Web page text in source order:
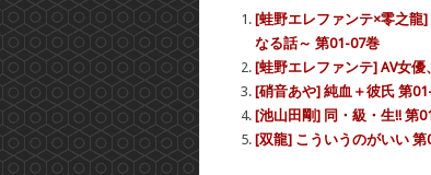
[蛙野エレファンテ×零之龍
なる話～ 第01-07巻
[蛙野エレファンテ] AV女
[硝音あや] 純血＋彼氏 第
[池山田剛] 同・級・生!! 第
[双龍] こういうのがいい 第